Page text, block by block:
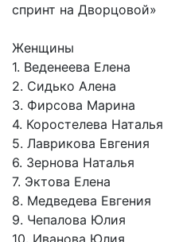
спринт на Дворцовой»
Женщины
1. Веденеева Елена
2. Сидько Алена
3. Фирсова Марина
4. Коростелева Наталья
5. Лаврикова Евгения
6. Зернова Наталья
7. Эктова Елена
8. Медведева Евгения
9. Чепалова Юлия
10. Иванова Юлия